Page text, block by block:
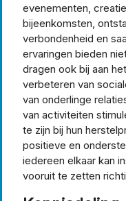
evenementen,
bijeenkomsten,
verbondenheid en
ervaringen bieden
dragen ook bij aan
verbeteren van
van onderlinge
van activiteiten
te zijn bij hun
positieve en
iedereen elkaar kan
vooruit te zetten